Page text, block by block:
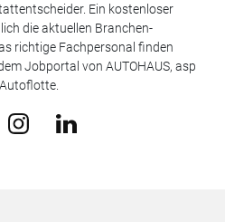
Ein kostenloser
die aktuellen Branchen-
richtige Fachpersonal finden
Jobportal von AUTOHAUS, asp